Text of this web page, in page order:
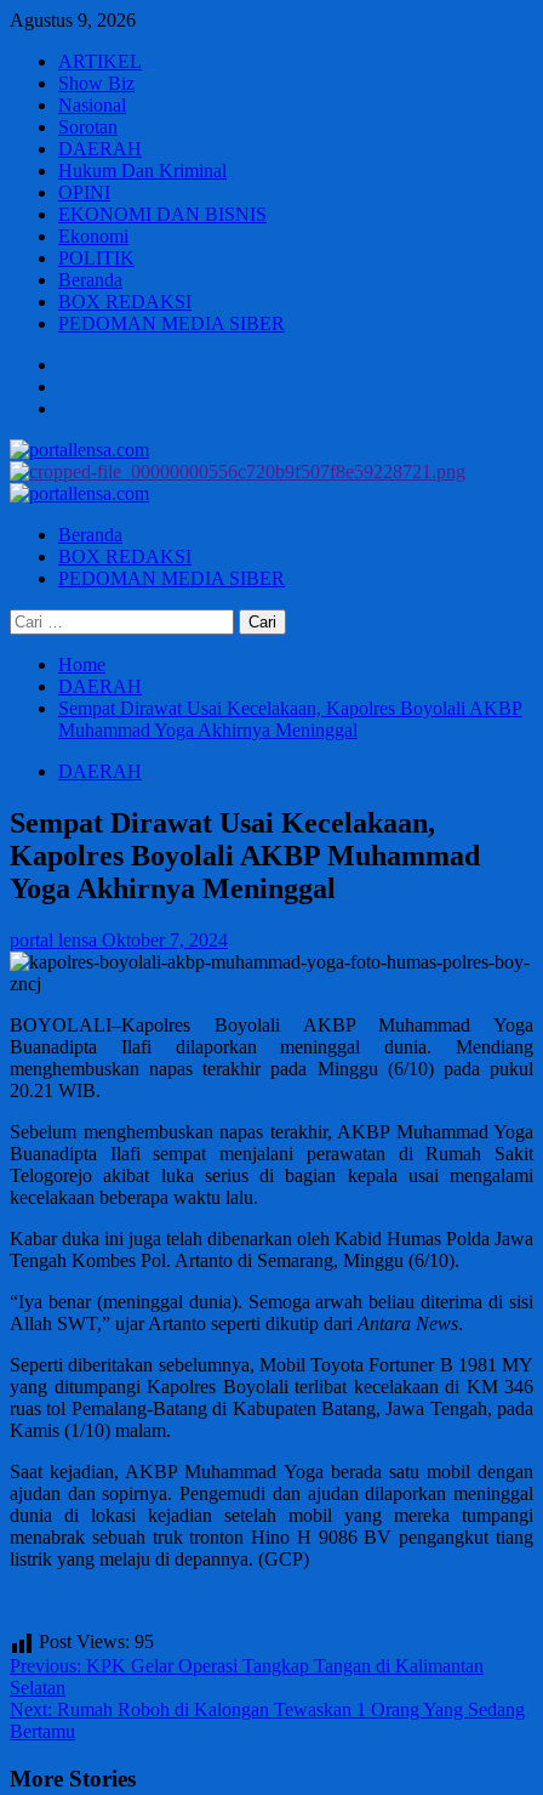
Skip
content
Agustus 9, 2026
ARTIKEL
Show Biz
Nasional
Sorotan
DAERAH
Hukum Dan Kriminal
OPINI
EKONOMI DAN BISNIS
Ekonomi
POLITIK
Beranda
BOX REDAKSI
PEDOMAN MEDIA SIBER
SIBER
Primary
Beranda
BOX REDAKSI
PEDOMAN MEDIA SIBER
Cari
untuk:
Home
DAERAH
Sempat Dirawat Usai Kecelakaan, Kapolres Boyolali AKBP
Muhammad Yoga Akhirnya Meninggal
DAERAH
Sempat Dirawat Usai Kecelakaan,
Kapolres Boyolali AKBP Muhammad
Yoga Akhirnya Meninggal
portal lensa Oktober 7, 2024
BOYOLALI–Kapolres Boyolali AKBP Muhammad Yoga
Buanadipta Ilafi dilaporkan meninggal dunia. Mendiang
menghembuskan napas terakhir pada Minggu (6/10) pada pukul
20.21 WIB.
Sebelum menghembuskan napas terakhir, AKBP Muhammad Yoga
Buanadipta Ilafi sempat menjalani perawatan di Rumah Sakit
Telogorejo akibat luka serius di bagian kepala usai mengalami
kecelakaan beberapa waktu lalu.
Kabar duka ini juga telah dibenarkan oleh Kabid Humas Polda Jawa
Tengah Kombes Pol. Artanto di Semarang, Minggu (6/10).
“Iya benar (meninggal dunia). Semoga arwah beliau diterima di sisi
Allah SWT,” ujar Artanto seperti dikutip dari Antara News.
Seperti diberitakan sebelumnya, Mobil Toyota Fortuner B 1981 MY
yang ditumpangi Kapolres Boyolali terlibat kecelakaan di KM 346
ruas tol Pemalang-Batang di Kabupaten Batang, Jawa Tengah, pada
Kamis (1/10) malam.
Saat kejadian, AKBP Muhammad Yoga berada satu mobil dengan
ajudan dan sopirnya. Pengemudi dan ajudan dilaporkan meninggal
dunia di lokasi kejadian setelah mobil yang mereka tumpangi
menabrak sebuah truk tronton Hino H 9086 BV pengangkut tiang
listrik yang melaju di depannya. (GCP)
Post Views: 95
Post
navigation
Previous: KPK Gelar Operasi Tangkap Tangan di Kalimantan
Selatan
Next: Rumah Roboh di Kalongan Tewaskan 1 Orang Yang Sedang
Bertamu
More Stories